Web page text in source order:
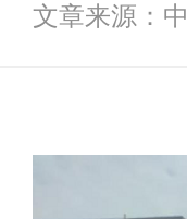
文章来源：